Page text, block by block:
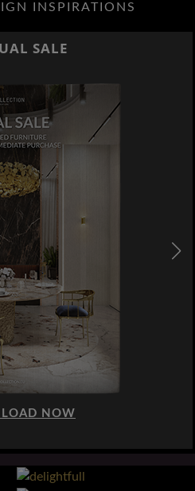
INSPIRATIONS
SALE
NOW